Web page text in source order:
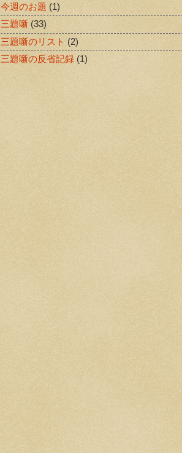
今週のお題 (1)
三題噺 (33)
三題噺のリスト (2)
三題噺の反省記録 (1)